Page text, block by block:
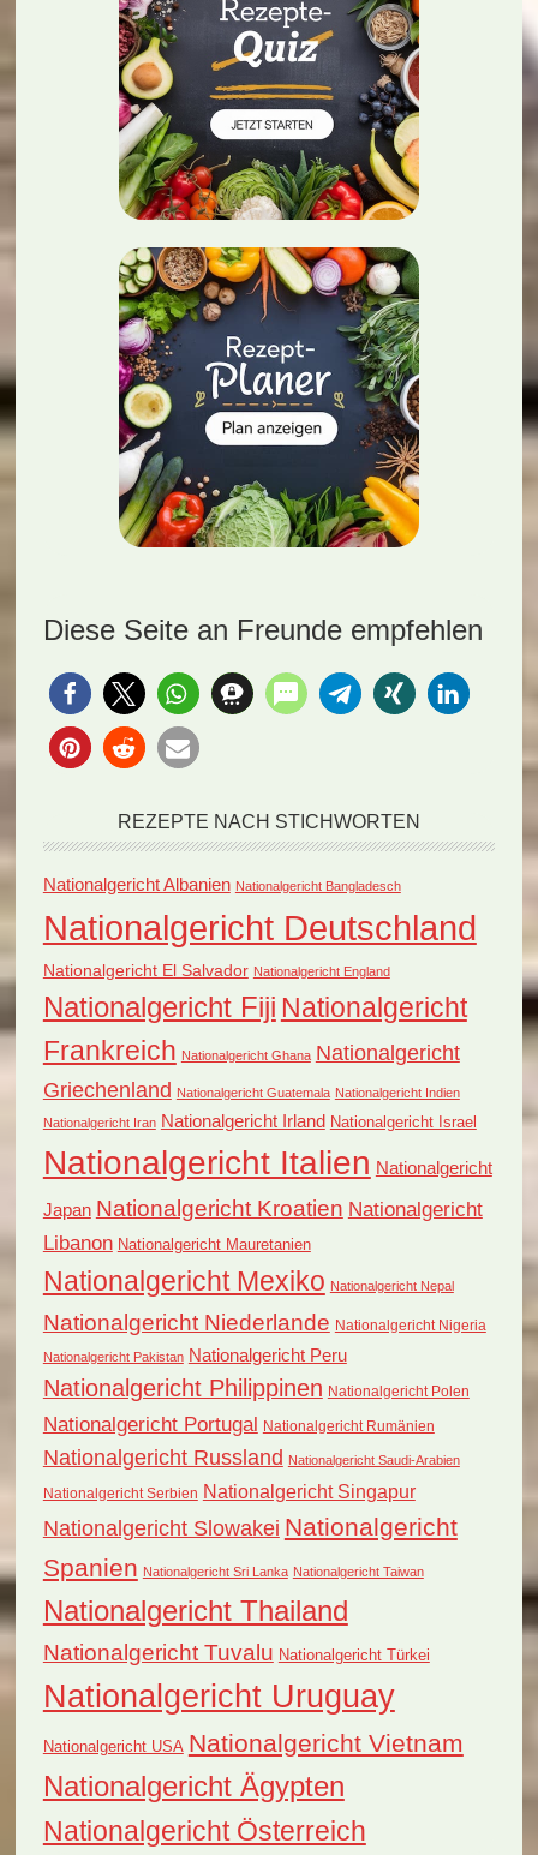
Diese Seite an Freunde empfehlen
REZEPTE NACH STICHWORTEN
Nationalgericht Albanien Nationalgericht Bangladesch
Nationalgericht Deutschland
Nationalgericht El Salvador Nationalgericht England
Nationalgericht Fiji Nationalgericht
Frankreich Nationalgericht Ghana Nationalgericht
Griechenland Nationalgericht Guatemala Nationalgericht Indien
Nationalgericht Iran Nationalgericht Irland Nationalgericht Israel
Nationalgericht Italien Nationalgericht
Japan Nationalgericht Kroatien Nationalgericht
Libanon Nationalgericht Mauretanien
Nationalgericht Mexiko Nationalgericht Nepal
Nationalgericht Niederlande Nationalgericht Nigeria
Nationalgericht Pakistan Nationalgericht Peru
Nationalgericht Philippinen Nationalgericht Polen
Nationalgericht Portugal Nationalgericht Rumänien
Nationalgericht Russland Nationalgericht Saudi-Arabien
Nationalgericht Serbien Nationalgericht Singapur
Nationalgericht Slowakei Nationalgericht
Spanien Nationalgericht Sri Lanka Nationalgericht Taiwan
Nationalgericht Thailand
Nationalgericht Tuvalu Nationalgericht Türkei
Nationalgericht Uruguay
Nationalgericht USA Nationalgericht Vietnam
Nationalgericht Ägypten
Nationalgericht Österreich